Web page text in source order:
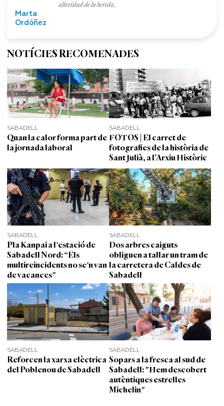
Marta
Ordóñez
alteridad de la herida.
NOTÍCIES RECOMENADES
SABADELL
Quan la calor forma part de
la jornada laboral
SABADELL
FOTOS | El carret de
fotografies de la història de
Sant Julià, a l’Arxiu Històric
SABADELL
Pla Kanpai a l'estació de
Sabadell Nord: “Els
multireincidents no se'n van
de vacances"
SABADELL
Dos arbres caiguts
obliguen a tallar un tram de
la carretera de Caldes de
Sabadell
SABADELL
Reforcen la xarxa elèctrica
del Poblenou de Sabadell
SABADELL
Sopars a la fresca al sud de
Sabadell: "Hem descobert
autèntiques estrelles
Michelin"